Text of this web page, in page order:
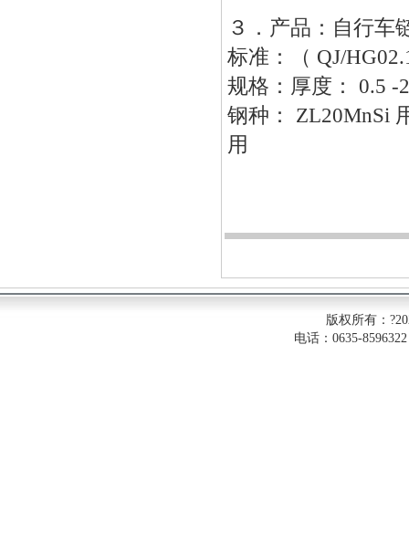
３．产品：自行车
标准：（ QJ/
规格：厚度：
0.5 -
钢种：
ZL20MnSi
用
版权所有：
电话：0635-